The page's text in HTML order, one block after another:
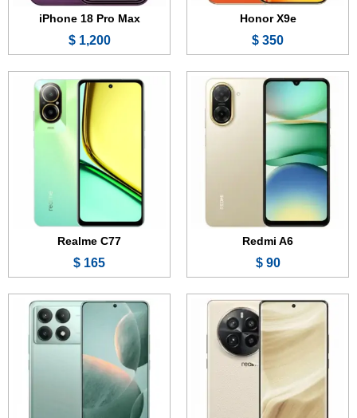
Honor X9e
350 $
iPhone 18 Pro Max
1,200 $
Redmi A6
90 $
Realme C77
165 $
الشاشة:
الذاكرة:256 أو 512 جيجابايت أو 1 تيرابايت
الكاميرا:50 + 50 + 8 ميجابكسل
المعالج:
البطارية والشحن السريع:
5400 مللي أمبير - 100 واط
عرض الموصفات ←
الذاكرة الداخلية: 256 أو 512 جيجابايت أو 1 تيرابايت
المعالج:Mediatek Dimensity 8300
البطارية والشحن السريع:
عرض الموصفات ←
الشاشة:6.6 بوصة - 90 هرتز - IPS LCD
الكاميرا:
المعالج:Unisoc T606
الشاشة: 6.7 بوصة - 120 هرتز - LTPO OLED
الذاكرة الداخلية:
الرام:
الكاميرا:48 + 12 + 12 ميجابكسل
المعالج:
Apple A18 Pro